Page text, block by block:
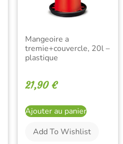
Mangeoire a
tremie+couvercle, 20l –
plastique
21,90 €
Ajouter au panier
Add To Wishlist